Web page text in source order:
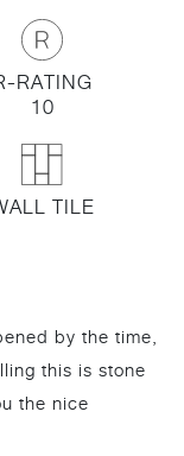
RATING
10
TILE
by the time,
this is stone
the nice